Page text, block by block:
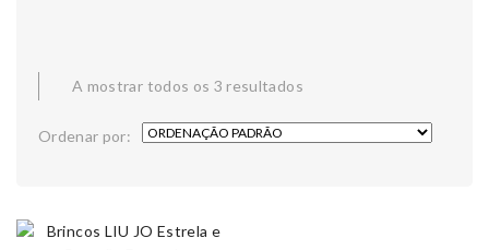
A mostrar todos os 3 resultados
Ordenar por: